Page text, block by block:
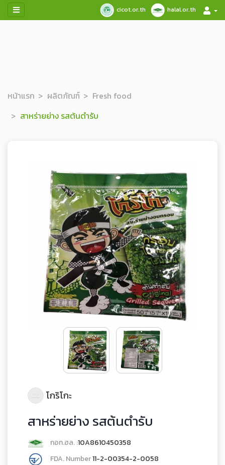
cicot.or.th halal.or.th
หน้าแรก ผลิตภัณฑ์
Fresh food
สาหร่ายย่าง รสต้นตำรับ
โกริโกะ
สาหร่ายย่าง รสต้นตำรับ
กอท.ฮล. :10A8610450358
FDA. Number11-2-00354-2-0058